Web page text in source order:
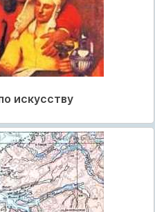
искусству